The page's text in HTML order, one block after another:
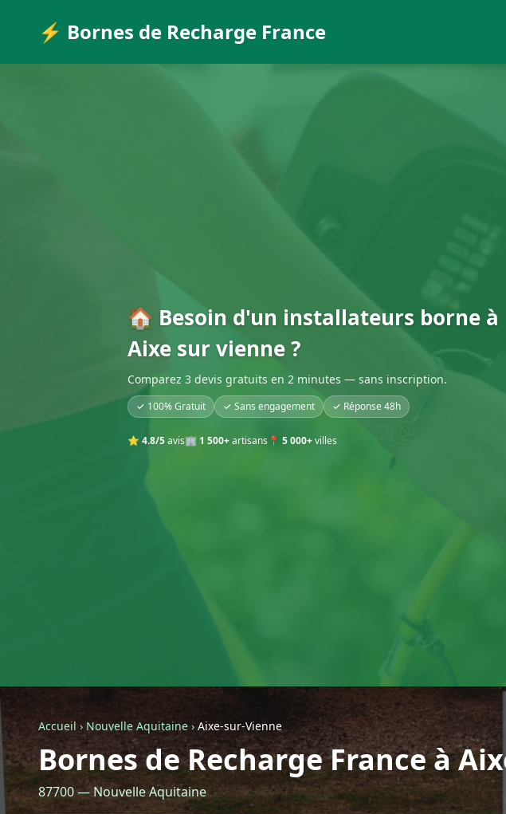
⚡ Bornes de Recharge France
🏠 Besoin d'un installateurs borne à
Aixe sur vienne ?
Comparez 3 devis gratuits en 2 minutes — sans inscription.
✓ 100% Gratuit ✓ Sans engagement ✓ Réponse 48h
⭐ 4.8/5avis🏢 1 500+artisans 📍 5 000+villes
Accueil › Nouvelle Aquitaine › Aixe-sur-Vienne
Bornes de Recharge France à
87700 — Nouvelle Aquitaine